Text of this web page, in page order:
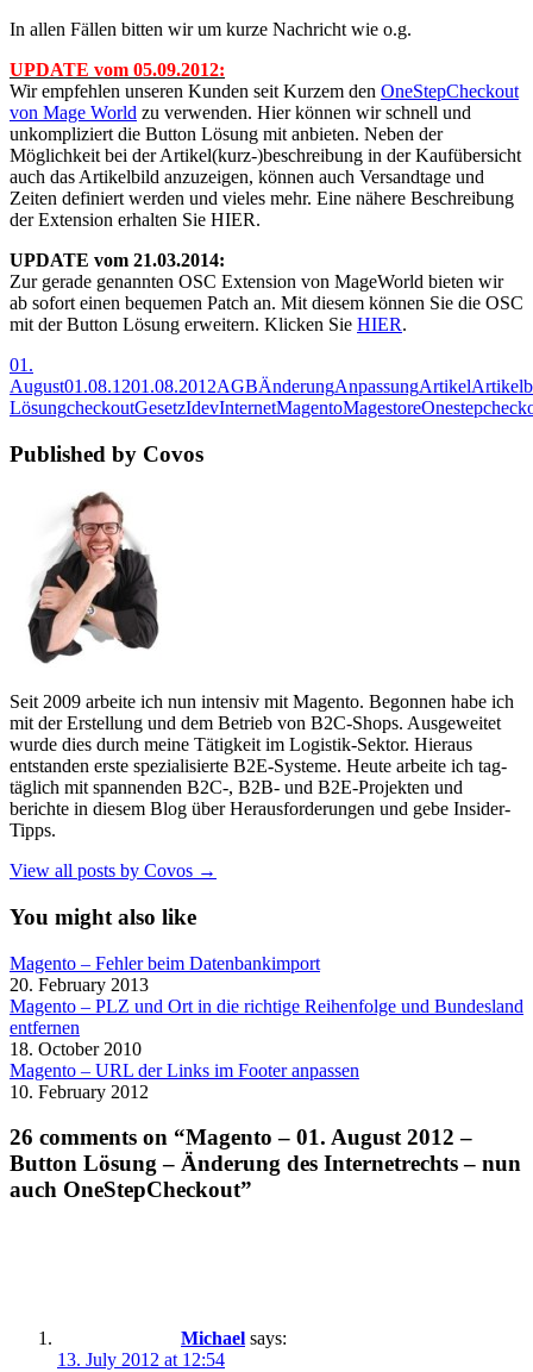
In allen Fällen bitten wir um kurze Nachricht wie o.g.
UPDATE vom 05.09.2012:
Wir empfehlen unseren Kunden seit Kurzem den OneStepCheckout
von Mage World zu verwenden. Hier können wir schnell und
unkompliziert die Button Lösung mit anbieten. Neben der
Möglichkeit bei der Artikel(kurz-)beschreibung in der Kaufübersicht
auch das Artikelbild anzuzeigen, können auch Versandtage und
Zeiten definiert werden und vieles mehr. Eine nähere Beschreibung
der Extension erhalten Sie HIER.
UPDATE vom 21.03.2014:
Zur gerade genannten OSC Extension von MageWorld bieten wir
ab sofort einen bequemen Patch an. Mit diesem können Sie die OSC
mit der Button Lösung erweitern. Klicken Sie HIER.
01.
August01.08.1201.08.2012AGBÄnderungAnpassungArtikel
LösungcheckoutGesetzIdevInternetMagentoMagestore
Published by Covos
Seit 2009 arbeite ich nun intensiv mit Magento. Begonnen habe ich
mit der Erstellung und dem Betrieb von B2C-Shops. Ausgeweitet
wurde dies durch meine Tätigkeit im Logistik-Sektor. Hieraus
entstanden erste spezialisierte B2E-Systeme. Heute arbeite ich tag-
täglich mit spannenden B2C-, B2B- und B2E-Projekten und
berichte in diesem Blog über Herausforderungen und gebe Insider-
Tipps.
View all posts by Covos →
You might also like
Magento – Fehler beim Datenbankimport
20. February 2013
Magento – PLZ und Ort in die richtige Reihenfolge und Bundesland
entfernen
18. October 2010
Magento – URL der Links im Footer anpassen
10. February 2012
26 comments on “Magento – 01. August 2012 –
Button Lösung – Änderung des Internetrechts – nun
auch OneStepCheckout”
Michael says:
13. July 2012 at 12:54